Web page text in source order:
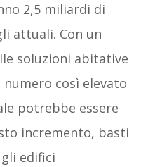
2,5 miliardi di
attuali. Con un
soluzioni abitative
così elevato
potrebbe essere
incremento, basti
edifici